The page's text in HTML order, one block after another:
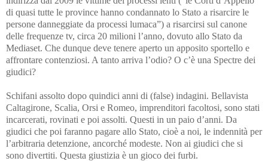
di quasi tutte le province hanno condannato lo Stato a risarcire le
persone danneggiate da processi lumaca”) a risarcirsi sul canone
delle frequenze tv, circa 20 milioni l’anno, dovuto allo Stato da
Mediaset. Che dunque deve tenere aperto un apposito sportello e
affrontare contenziosi. A tanto arriva l’odio? O c’è una Spectre dei
giudici?
Schifani assolto dopo quindici anni di (false) indagini. Bellavista
Caltagirone, Scalia, Orsi e Romeo, imprenditori facoltosi, sono stati
incarcerati, rovinati e poi assolti. Questi in un paio d’anni. Da
giudici che poi faranno pagare allo Stato, cioè a noi, le indennità per
l’arbitraria detenzione, ancorché modeste. Non ai giudici che si
sono divertiti. Questa giustizia è un gioco dei furbi.